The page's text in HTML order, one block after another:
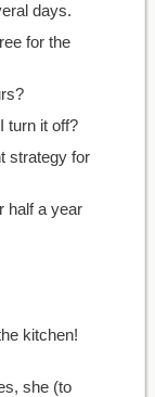
days.
for the
turn it off?
strategy for
half a year
kitchen!
she (to